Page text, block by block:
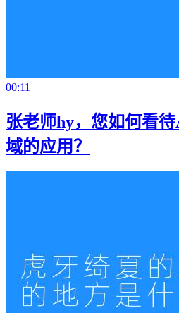
00:11
张老师hy，您如何看
域的应用？